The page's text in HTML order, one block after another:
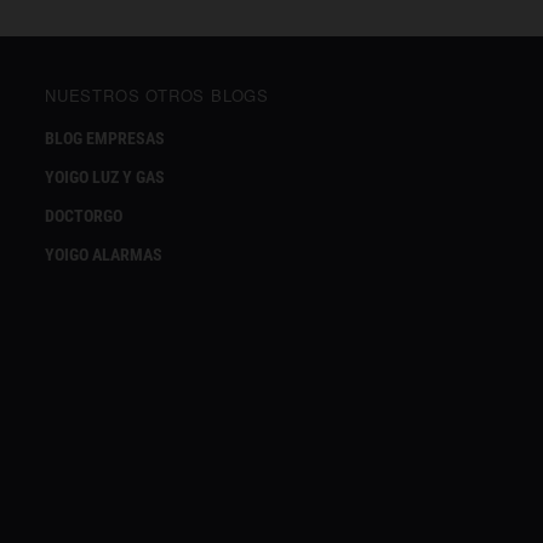
NUESTROS OTROS BLOGS
BLOG EMPRESAS
YOIGO LUZ Y GAS
DOCTORGO
YOIGO ALARMAS